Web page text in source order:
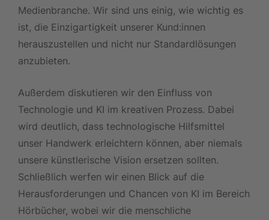
Medienbranche. Wir sind uns einig, wie wichtig es
ist, die Einzigartigkeit unserer Kund:innen
herauszustellen und nicht nur Standardlösungen
anzubieten.
Außerdem diskutieren wir den Einfluss von
Technologie und KI im kreativen Prozess. Dabei
wird deutlich, dass technologische Hilfsmittel
unser Handwerk erleichtern können, aber niemals
unsere künstlerische Vision ersetzen sollten.
Schließlich werfen wir einen Blick auf die
Herausforderungen und Chancen von KI im Bereich
Hörbücher, wobei wir die menschliche